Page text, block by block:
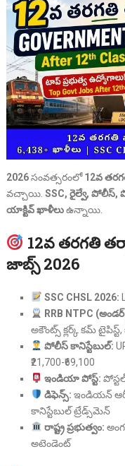
2026సంవత్సరంలో12వ
వచ్చాయి. SSC, రైల్వే, పోలీస్,
యాక్టివ్ ఖాళీలుఉన్నాయి.
12వ తరగతి
జాబ్స్ 2026
SSC CHSL 2026:
RRB NTPC
అకౌంట్స్ క్లర్క్ కమ్
పోలీస్ కానిస్టేబుల్:
₹21,700-₹69,100
ఇండియా పోస్ట్:
డిఫెన్స్: ఇండియన్
కానిస్టేబుల్ ట్రేడ్స్‌మెన్
రాష్ట్ర ప్రభుత్వం:
అటెండెంట్